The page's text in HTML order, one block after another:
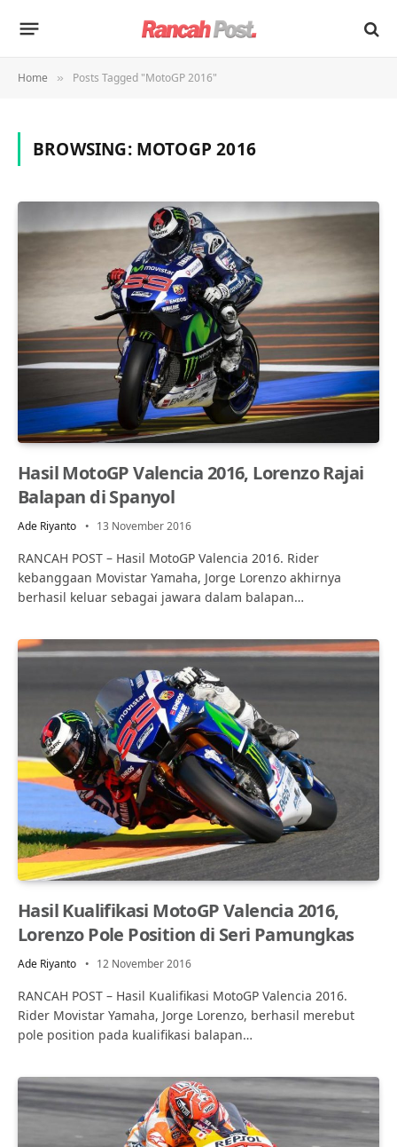
Home » Posts Tagged "MotoGP 2016"
BROWSING: MOTOGP 2016
Hasil MotoGP Valencia 2016, Lorenzo Rajai
Balapan di Spanyol
Ade Riyanto 13 November 2016
RANCAH POST – Hasil MotoGP Valencia 2016. Rider
kebanggaan Movistar Yamaha, Jorge Lorenzo akhirnya
berhasil keluar sebagai jawara dalam balapan…
Hasil Kualifikasi MotoGP Valencia 2016,
Lorenzo Pole Position di Seri Pamungkas
Ade Riyanto 12 November 2016
RANCAH POST – Hasil Kualifikasi MotoGP Valencia 2016.
Rider Movistar Yamaha, Jorge Lorenzo, berhasil merebut
pole position pada kualifikasi balapan…